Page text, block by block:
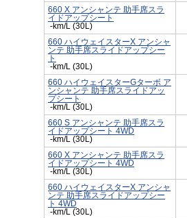
660 X アンシャンテ 助手席スラ
イドアップシート
-km/L (30L)
660 ハイウェイスターX アンシャ
ンテ 助手席スライドアップシー
ト
-km/L (30L)
660 ハイウェイスターGターボ ア
ンシャンテ 助手席スライドアッ
プシート
-km/L (30L)
660 S アンシャンテ 助手席スラ
イドアップシート 4WD
-km/L (30L)
660 X アンシャンテ 助手席スラ
イドアップシート 4WD
-km/L (30L)
660 ハイウェイスターX アンシャ
ンテ 助手席スライドアップシー
ト 4WD
-km/L (30L)